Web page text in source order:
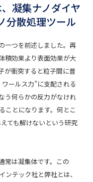
凝集ナノダイヤ
分散処理ツール
一つを前述しました。再
積効果より表面効果が大
が衝突すると粒子間に普
ールス力”に支配される
う何らかの反力がなけれ
ことになります。何とこ
ても解けないという研究
常は凝集体です。この
テック社と弊社とは、